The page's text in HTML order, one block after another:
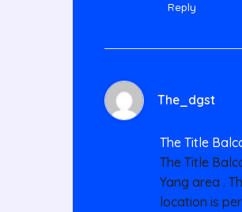
Reply
The_dgst
The Title
The Title
Yang area .
location is